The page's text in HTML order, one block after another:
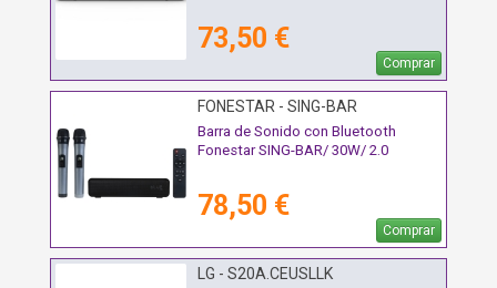
73,50 €
Comprar
FONESTAR - SING-BAR
Barra de Sonido con Bluetooth
Fonestar SING-BAR/ 30W/ 2.0
78,50 €
Comprar
LG - S20A.CEUSLLK